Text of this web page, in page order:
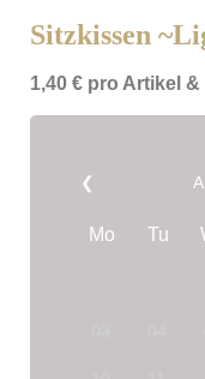
Sitzkissen
1,40 €
❮
Mo Tu